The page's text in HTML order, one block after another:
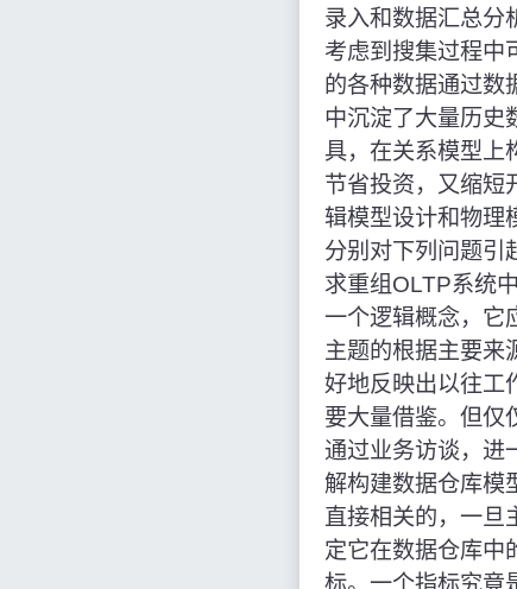
录入和数据汇总分
考虑到搜集过程中
的各种数据通过数
中沉淀了大量历史
具，在关系模型上
节省投资，又缩短
辑模型设计和物理
分别对下列问题引
求重组OLTP系统
一个逻辑概念，它
主题的根据主要来
好地反映出以往工
要大量借鉴。但仅
通过业务访谈，进
解构建数据仓库模
直接相关的，一旦
定它在数据仓库中
标。一个指标究竟